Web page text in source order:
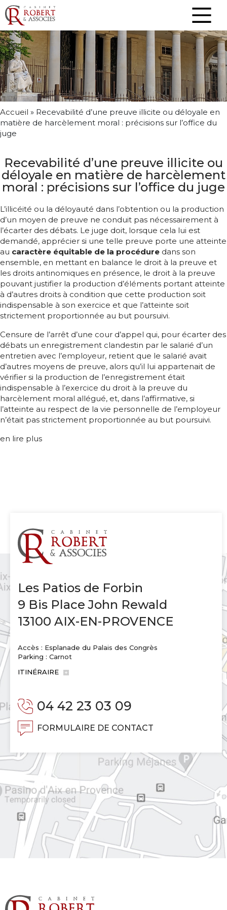
Accueil » Recevabilité d’une preuve illicite ou déloyale en
matière de harcèlement moral : précisions sur l’office du
juge
Recevabilité d’une preuve illicite ou
déloyale en matière de harcèlement
moral : précisions sur l’office du juge
L’illicéité ou la déloyauté dans l’obtention ou la production
d’un moyen de preuve ne conduit pas nécessairement à
l’écarter des débats. Le juge doit, lorsque cela lui est
demandé, apprécier si une telle preuve porte une atteinte
au caractère équitable de la procédure dans son
ensemble, en mettant en balance le droit à la preuve et
les droits antinomiques en présence, le droit à la preuve
pouvant justifier la production d’éléments portant atteinte
à d’autres droits à condition que cette production soit
indispensable à son exercice et que l’atteinte soit
strictement proportionnée au but poursuivi.
Censure de l’arrêt d’une cour d’appel qui, pour écarter des
débats un enregistrement clandestin par le salarié d’un
entretien avec l’employeur, retient que le salarié avait
d’autres moyens de preuve, alors qu’il lui appartenait de
vérifier si la production de l’enregistrement était
indispensable à l’exercice du droit à la preuve du
harcèlement moral allégué, et, dans l’affirmative, si
l’atteinte au respect de la vie personnelle de l’employeur
n’était pas strictement proportionnée au but poursuivi.
en lire plus
Les Patios de Forbin
9 Bis Place John Rewald
13100 AIX-EN-PROVENCE
Accès : Esplanade du Palais des Congrès
Parking : Carnot
ITINÉRAIRE
04 42 23 03 09
FORMULAIRE DE CONTACT